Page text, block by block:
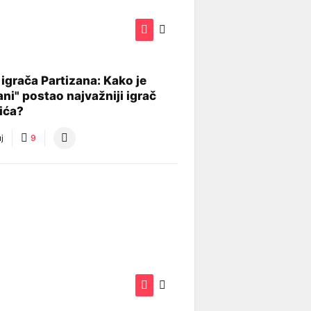
Partizana: Kako je
postao najvažniji igrač
9